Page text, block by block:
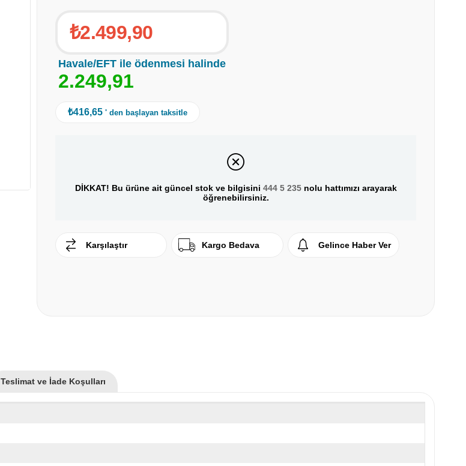
₺2.499,90
Havale/EFT ile ödenmesi halinde
2.249,91
₺416,65 ' den başlayan taksitle
DİKKAT! Bu ürüne ait güncel stok ve bilgisini 444 5 235nolu hattımızı arayarak
öğrenebilirsiniz.
Karşılaştır Kargo Bedava Gelince Haber Ver
Teslimat ve İade Koşulları